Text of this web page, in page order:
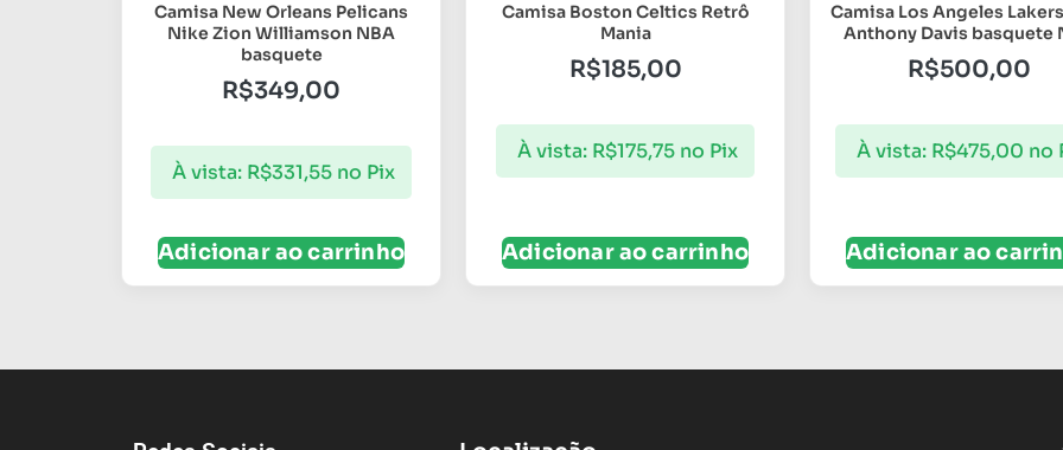
Camisa New Orleans Pelicans
Nike Zion Williamson NBA
basquete
R$349,00
À vista: R$331,55 no Pix
Adicionar ao carrinho
Camisa Boston Celtics Retrô
Mania
R$185,00
À vista: R$175,75 no Pix
Adicionar ao carrinho
Camisa Los Angeles
Anthony Davis basquete
R$500,00
À vista: R$475,00 no
Adicionar ao